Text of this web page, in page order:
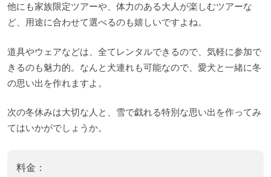
他にも家族限定ツアーや、体力のある大人が楽しむツアーな
ど、用途に合わせて選べるのも嬉しいですよね。
道具やウェアなどは、全てレンタルできるので、気軽に参加で
きるのも魅力的。なんと犬連れも可能なので、愛犬と一緒に冬
の思い出を作れますよ。
次の冬休みは大切な人と、雪で戯れる特別な思い出を作ってみ
てはいかがでしょうか。
料金：